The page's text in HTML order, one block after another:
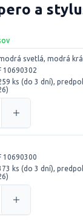
a
svetlá, modrá
10690302
ks (do 3 dní),
10690300
ks (do 3 dní),